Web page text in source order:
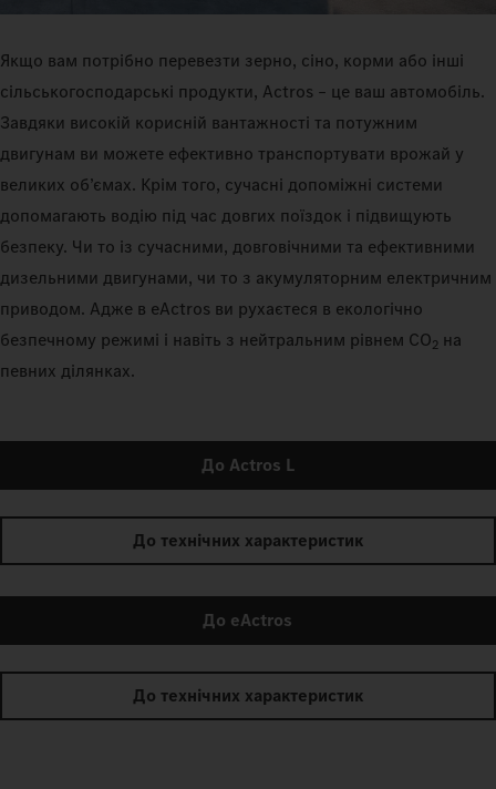
Якщо вам потрібно перевезти зерно, сіно, корми або інші
сільськогосподарські продукти, Actros – це ваш автомобіль.
Завдяки високій корисній вантажності та потужним
двигунам ви можете ефективно транспортувати врожай у
великих об’ємах. Крім того, сучасні допоміжні системи
допомагають водію під час довгих поїздок і підвищують
безпеку. Чи то із сучасними, довговічними та ефективними
дизельними двигунами, чи то з акумуляторним електричним
приводом. Адже в eActros ви рухаєтеся в екологічно
безпечному режимі і навіть з нейтральним рівнем CO2 на
певних ділянках.
До Actros L
До технічних характеристик
До eActros
До технічних характеристик